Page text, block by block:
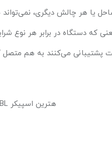
یا هر چالش دیگری،
که دستگاه در برابر هر نوع
پشتیبانی می‌کنند به هم متصل